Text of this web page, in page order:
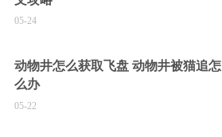
05-24
动物井怎么获取飞盘 动物井被猫追怎
么办
05-22